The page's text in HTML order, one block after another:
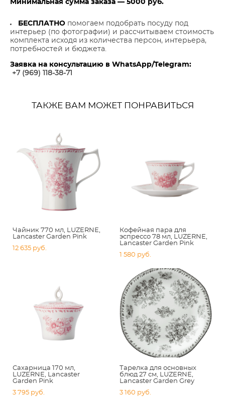
Минимальная сумма заказа — 5000 руб.
БЕСПЛАТНО помогаем подобрать посуду под
интерьер (по фотографии) и рассчитываем стоимость
комплекта исходя из количества персон, интерьера,
потребностей и бюджета.
Заявка на консультацию в WhatsApp/Telegram:
+7 (969) 118-38-7
ТАКЖЕ ВАМ МОЖЕТ ПОНРАВИТЬСЯ
Чайник 770 мл, LUZERNE,
Lancaster Garden Pink
12 635 pуб.
Кофейная пара для
эспрессо 78 мл, LUZERNE,
Lancaster Garden Pink
1 580 pуб.
Сахарница 170 мл,
LUZERNE, Lancaster
Garden Pink
3 795 pуб.
Тарелка для основных
блюд 27 см, LUZERNE,
Lancaster Garden Grey
3 160 pуб.